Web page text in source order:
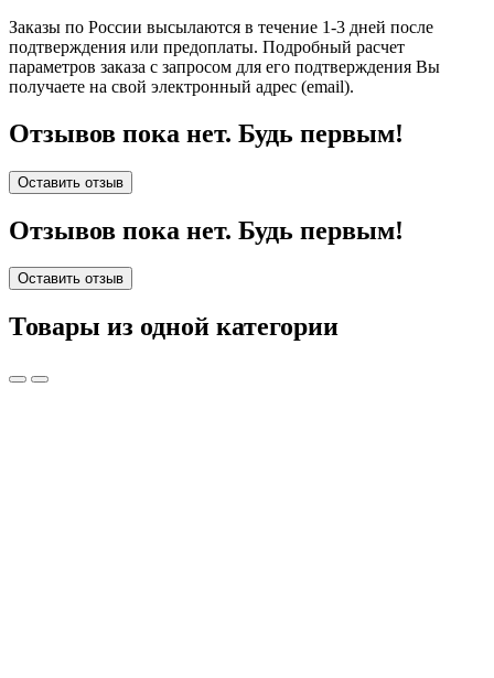
Заказы по России высылаются в течение 1-3 дней после
подтверждения или предоплаты. Подробный расчет
параметров заказа с запросом для его подтверждения Вы
получаете на свой электронный адрес (email).
Отзывов пока нет. Будь первым!
Оставить отзыв
Отзывов пока нет. Будь первым!
Оставить отзыв
Товары из одной категории